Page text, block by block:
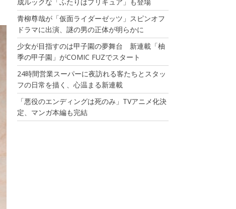
青柳尊哉が「仮面ライダーゼッツ」スピンオフ
ドラマに出演、謎の男の正体が明らかに
少女が目指すのは甲子園の夢舞台 新連載「柚
季の甲子園」がCOMIC FUZでスタート
24時間営業スーパーに夜訪れる客たちとスタッ
フの日常を描く、心温まる新連載
「悪役のエンディングは死のみ」TVアニメ化決
定、マンガ本編も完結